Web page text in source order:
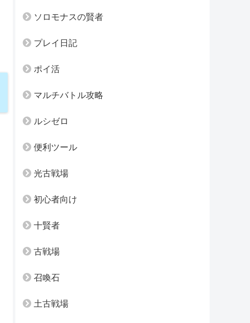
ソロモナスの賢者
プレイ日記
ポイ活
マルチバトル攻略
ルシゼロ
便利ツール
光古戦場
初心者向け
十賢者
古戦場
召喚石
土古戦場